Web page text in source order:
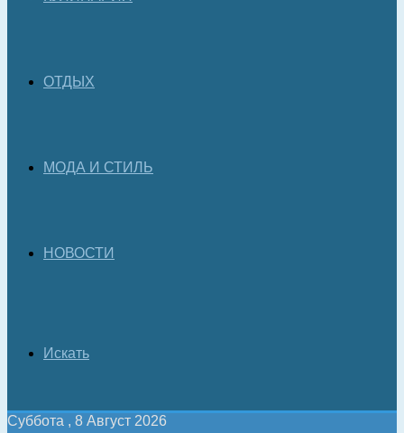
ОТДЫХ
МОДА И СТИЛЬ
НОВОСТИ
Искать
Суббота , 8 Август 2026